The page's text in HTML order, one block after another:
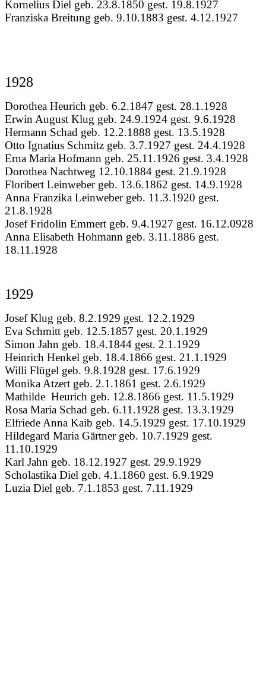
Kornelius Diel geb. 23.8.1850 gest. 19.8.1927
Franziska Breitung geb. 9.10.1883 gest. 4.12.1927
1928
Dorothea Heurich geb. 6.2.1847 gest. 28.1.1928
Erwin August Klug geb. 24.9.1924 gest. 9.6.1928
Hermann Schad geb. 12.2.1888 gest. 13.5.1928
Otto Ignatius Schmitz geb. 3.7.1927 gest. 24.4.1928
Erna Maria Hofmann geb. 25.11.1926 gest. 3.4.1928
Dorothea Nachtweg 12.10.1884 gest. 21.9.1928
Floribert Leinweber geb. 13.6.1862 gest. 14.9.1928
Anna Franzika Leinweber geb. 11.3.1920 gest.
21.8.1928
Josef Fridolin Emmert geb. 9.4.1927 gest. 16.12.0928
Anna Elisabeth Hohmann geb. 3.11.1886 gest.
18.11.1928
1929
Josef Klug geb. 8.2.1929 gest. 12.2.1929
Eva Schmitt geb. 12.5.1857 gest. 20.1.1929
Simon Jahn geb. 18.4.1844 gest. 2.1.1929
Heinrich Henkel geb. 18.4.1866 gest. 21.1.1929
Willi Flügel geb. 9.8.1928 gest. 17.6.1929
Monika Atzert geb. 2.1.1861 gest. 2.6.1929
Mathilde Heurich geb. 12.8.1866 gest. 11.5.1929
Rosa Maria Schad geb. 6.11.1928 gest. 13.3.1929
Elfriede Anna Kaib geb. 14.5.1929 gest. 17.10.1929
Hildegard Maria Gärtner geb. 10.7.1929 gest.
11.10.1929
Karl Jahn geb. 18.12.1927 gest. 29.9.1929
Scholastika Diel geb. 4.1.1860 gest. 6.9.1929
Luzia Diel geb. 7.1.1853 gest. 7.11.1929